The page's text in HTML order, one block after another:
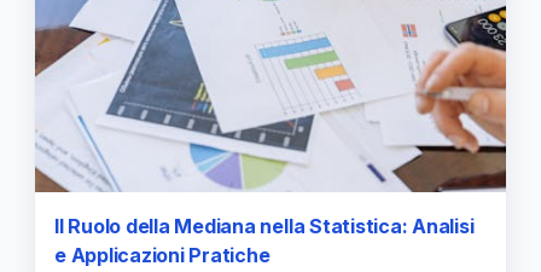
Il Ruolo della Mediana nella Statistica: Analisi
e Applicazioni Pratiche